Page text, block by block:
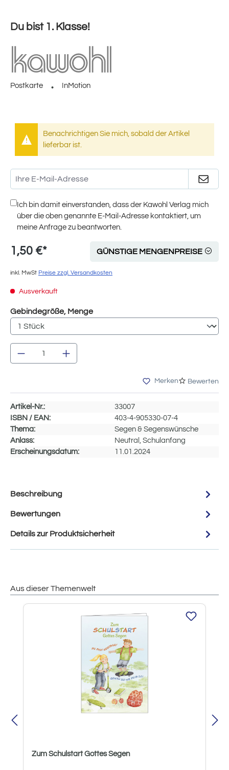
Du bist 1. Klasse!
Postkarte InMotion
Benachrichtigen Sie mich, sobald der Artikel
lieferbar ist.
Ich bin damit einverstanden, dass der Kawohl Verlag mich
über die oben genannte E-Mail-Adresse kontaktiert, um
meine Anfrage zu beantworten.
1,50 €* GÜNSTIGE MENGENPREISE
inkl. MwSt Preise zzgl. Versandkosten
Ausverkauft
Gebindegröße, Mengeauswählen
Produkt Anzahl: Gib den gewünschten
Merken Bewerten
Artikel-Nr.:
33007
ISBN / EAN:
403-4-905330-07-4
Thema:
Segen & Segenswünsche
Anlass:
Neutral, Schulanfang
Erscheinungsdatum:
11.01.2024
Beschreibung
Bewertungen
Details zur Produktsicherheit
Aus dieser Themenwelt
Produktgalerie überspringen
Zum Schulstart Gottes Segen